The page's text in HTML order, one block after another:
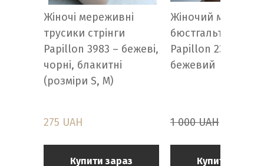
Жіночі мереживні
трусики стрінги
Papillon 3983 – бежеві,
чорні, блакитні
(розміри S, M)
275 UAH
Купити зараз
Жіночий
бюстгальтер
Papillon 2384 –
бежевий
1 000 UAH
Купити зараз